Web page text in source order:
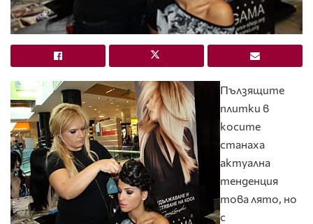
Пълзящите
плитки в
косите
станаха
актуална
тенденция
това лято, но
с